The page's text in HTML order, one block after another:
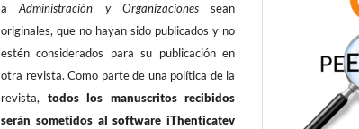
aAdministración y Organizaciones sean
originales, que no hayan sido publicados y no
estén considerados para su publicación en
otra revista. Como parte de una política de la
revista, todos los manuscritos recibidos
serán sometidos al software iThenticatev